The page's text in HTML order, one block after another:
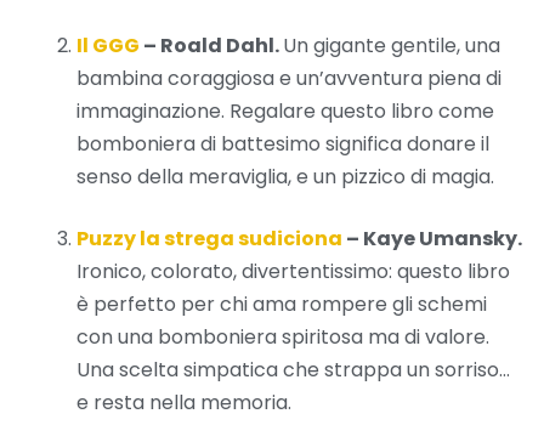
Il GGG – Roald Dahl.Un gigante gentile, una
bambina coraggiosa e un’avventura piena di
immaginazione. Regalare questo libro come
bomboniera di battesimo significa donare il
senso della meraviglia, e un pizzico di magia.
Puzzy la strega sudiciona – Kaye Umansky.
Ironico, colorato, divertentissimo: questo libro
è perfetto per chi ama rompere gli schemi
con una bomboniera spiritosa ma di valore.
Una scelta simpatica che strappa un sorriso…
e resta nella memoria.